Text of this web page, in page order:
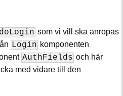
doLogin som vi vill ska anropas
Login komponenten
AuthFields och här
med vidare till den